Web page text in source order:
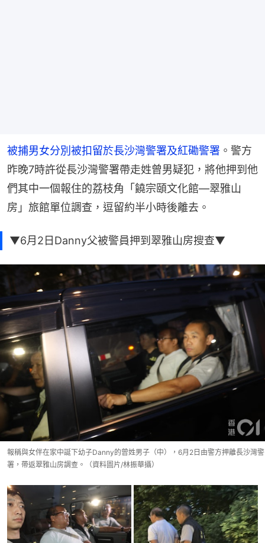
被捕男女分別被扣留於長沙灣警署及紅磡警署 。警方
昨晚7時許從長沙灣警署帶走姓曾男疑犯，將他押到他
們其中一個報住的荔枝角「饒宗頤文化館—翠雅山
房」旅館單位調查，逗留約半小時後離去。
▼6月2日Danny父被警員押到翠雅山房搜查▼
報稱與女伴在家中誕下幼子Danny的曾姓男子（中），6月2日由警方押離長沙灣警
署，帶返翠雅山房調查。（資料圖片/林振華攝）